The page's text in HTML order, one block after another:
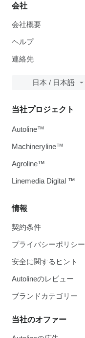
会社
会社概要
ヘルプ
連絡先
日本 / 日本語
情報
契約条件
プライバシーポリシー
安全に関するヒント
Autolineのレビュー
ブランドカテゴリー
当社のオファー
当社プロジェクト
Autoline™
Machineryline™
Agroline™
Linemedia Digital ™